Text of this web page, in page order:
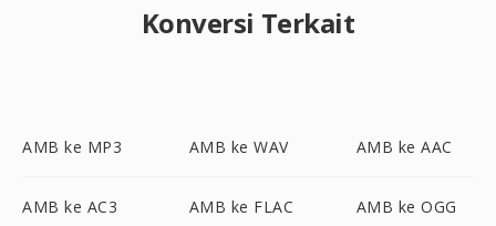
Konversi Terkait
AMB ke MP3 AMB ke WAV AMB ke AAC
AMB ke AC3 AMB ke FLAC AMB ke OGG